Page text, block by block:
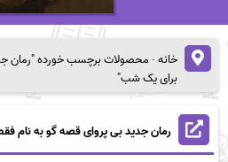
خانه-محصولات برچسب خورده "رمان
برای یک شب"
رمان جدید بی پروای قصه گو به نام